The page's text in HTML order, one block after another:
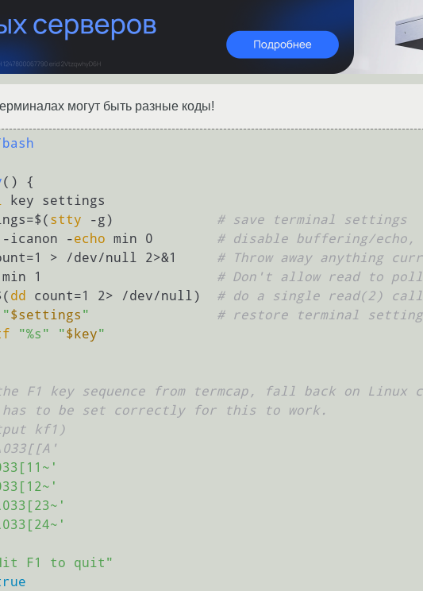
могут быть разные коды!
() {
key settings
stty -g) # save terminal settings
-icanon -echo min 0 # disable buffering/
> /dev/null 2>&1 # Throw away anything
min 1 # Don't allow read to poll
dd count=1 2> /dev/null) # do a single read(2) call
"$settings "
# restore terminal
"%s" "$key"
F1 key sequence from termcap, fall back on Linux
has to be set correctly for this to work.
kf1)
F1 to quit"